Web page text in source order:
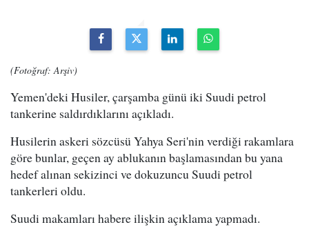
(Fotoğraf: Arşiv)
Yemen'deki Husiler, çarşamba günü iki Suudi petrol
tankerine saldırdıklarını açıkladı.
Husilerin askeri sözcüsü Yahya Seri'nin verdiği rakamlara
göre bunlar, geçen ay ablukanın başlamasından bu yana
hedef alınan sekizinci ve dokuzuncu Suudi petrol
tankerleri oldu.
Suudi makamları habere ilişkin açıklama yapmadı.